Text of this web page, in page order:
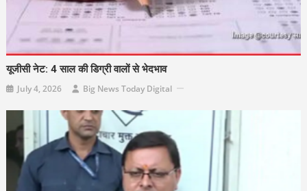
यूजीसी नेट: 4 साल की डिग्री वालों से भेदभाव
July 4, 2026 Big News Today Digital